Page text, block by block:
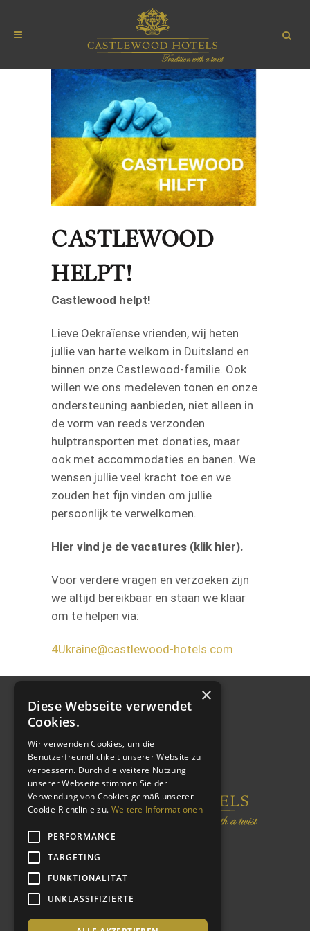
CASTLEWOOD
HELPT!
Castlewood helpt!
Lieve Oekraïense vrienden, wij heten
jullie van harte welkom in Duitsland en
binnen onze Castlewood-familie. Ook
willen we ons medeleven tonen en onze
ondersteuning aanbieden, niet alleen in
de vorm van reeds verzonden
hulptransporten met donaties, maar
ook met accommodaties en banen. We
wensen jullie veel kracht toe en we
zouden het fijn vinden om jullie
persoonlijk te verwelkomen.
Hier vind je de vacatures (klik hier).
Voor verdere vragen en verzoeken zijn
we altijd bereikbaar en staan we klaar
om te helpen via:
4Ukraine@castlewood-hotels.com
×
Diese Webseite verwendet
Cookies.
Wir verwenden Cookies, um die
Benutzerfreundlichkeit unserer Website zu
verbessern. Durch die weitere Nutzung
unserer Webseite stimmen Sie der
Verwendung von Cookies gemäß unserer
Cookie-Richtlinie zu. Weitere Informationen
PERFORMANCE
TARGETING
FUNKTIONALITÄT
UNKLASSIFIZIERTE